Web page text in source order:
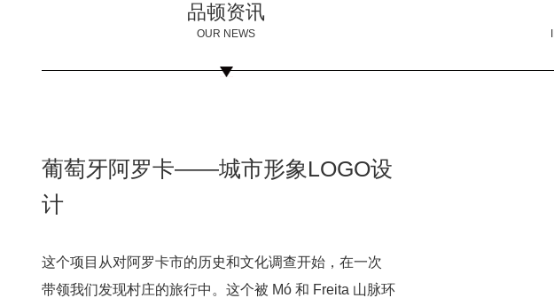
品顿资讯
OUR NEWS
葡萄牙阿罗卡——城市形象LOGO设
计
这个项目从对阿罗卡市的历史和文化调查开始，在一次
带领我们发现村庄的旅行中。这个被 Mó 和 Freita 山脉环